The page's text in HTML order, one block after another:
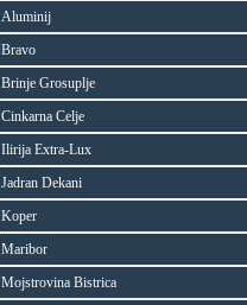
Aluminij
Bravo
Brinje Grosuplje
Cinkarna Celje
Ilirija Extra-Lux
Jadran Dekani
Koper
Maribor
Mojstrovina Bistrica